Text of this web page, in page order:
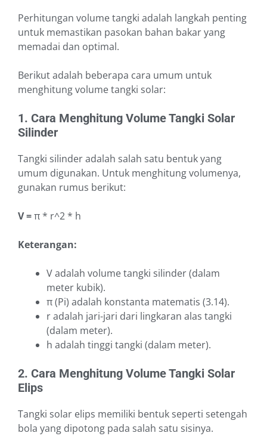
Perhitungan volume tangki adalah langkah penting
untuk memastikan pasokan bahan bakar yang
memadai dan optimal.
Berikut adalah beberapa cara umum untuk
menghitung volume tangki solar:
1. Cara Menghitung Volume Tangki Solar
Silinder
Tangki silinder adalah salah satu bentuk yang
umum digunakan. Untuk menghitung volumenya,
gunakan rumus berikut:
V =π * r^2 * h
Keterangan:
V adalah volume tangki silinder (dalam
meter kubik).
π (Pi) adalah konstanta matematis (3.14).
r adalah jari-jari dari lingkaran alas tangki
(dalam meter).
h adalah tinggi tangki (dalam meter).
2. Cara Menghitung Volume Tangki Solar
Elips
Tangki solar elips memiliki bentuk seperti setengah
bola yang dipotong pada salah satu sisinya.